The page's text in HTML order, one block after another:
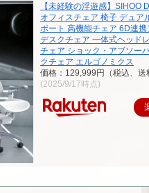
【未経験の浮遊感】SIHOO
オフィスチェア 椅子 デュア
ポート 高機能チェア 6D連
デスクチェア 一体式ヘッド
チェア ショック・アブソー
クチェア エルゴノミクス
価格：129,999円（税込、送
(2025/9/17時点)